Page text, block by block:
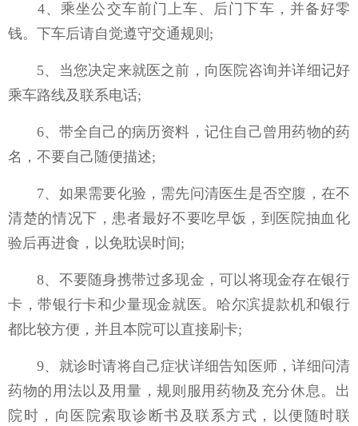
4、乘坐公交车前门上车、后门下车，并备好零
钱。下车后请自觉遵守交通规则;
5、当您决定来就医之前，向医院咨询并详细记好
乘车路线及联系电话;
6、带全自己的病历资料，记住自己曾用药物的药
名，不要自己随便描述;
7、如果需要化验，需先问清医生是否空腹，在不
清楚的情况下，患者最好不要吃早饭，到医院抽血化
验后再进食，以免耽误时间;
8、不要随身携带过多现金，可以将现金存在银行
卡，带银行卡和少量现金就医。哈尔滨提款机和银行
都比较方便，并且本院可以直接刷卡;
9、就诊时请将自己症状详细告知医师，详细问清
药物的用法以及用量，规则服用药物及充分休息。出
院时，向医院索取诊断书及联系方式，以便随时联